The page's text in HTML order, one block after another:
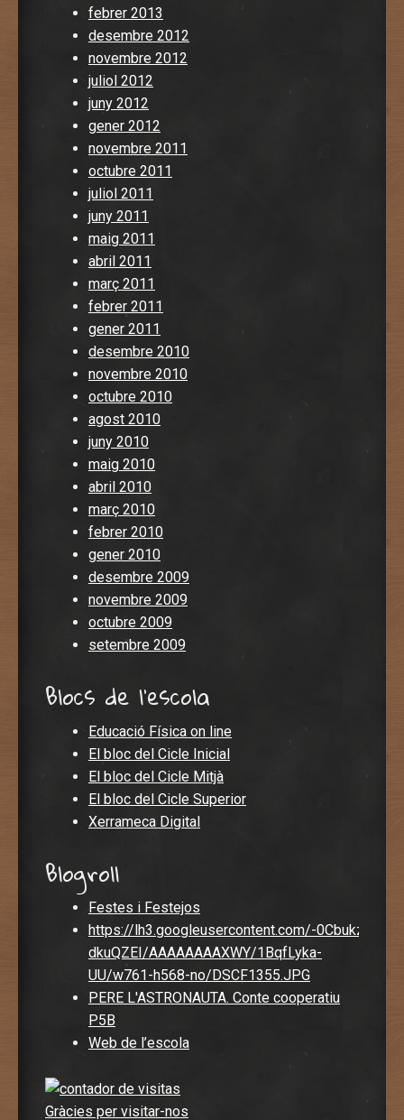
febrer 2013
desembre 2012
novembre 2012
juliol 2012
juny 2012
gener 2012
novembre 2011
octubre 2011
juliol 2011
juny 2011
maig 2011
abril 2011
març 2011
febrer 2011
gener 2011
desembre 2010
novembre 2010
octubre 2010
agost 2010
juny 2010
maig 2010
abril 2010
març 2010
febrer 2010
gener 2010
desembre 2009
novembre 2009
octubre 2009
setembre 2009
Blocs de l'escola
Educació Física on line
El bloc del Cicle Inicial
El bloc del Cicle Mitjà
El bloc del Cicle Superior
Xerrameca Digital
Blogroll
Festes i Festejos
https://lh3.googleusercontent.com/-
dkuQZEI/AAAAAAAAXWY/1BqfLyka-
UU/w761-h568-no/DSCF1355.JPG
PERE L'ASTRONAUTA. Conte cooperatiu
P5B
Web de l’escola
Gràcies per visitar-nos